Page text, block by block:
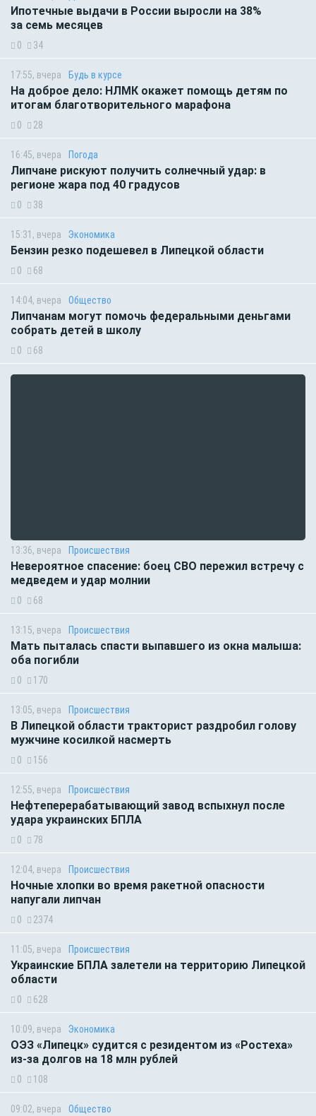
Ипотечные выдачи в России выросли на 38%
за семь месяцев
0 34
17:55, вчера Будь в курсе
На доброе дело: НЛМК окажет помощь детям по
итогам благотворительного марафона
0 28
16:45, вчера Погода
Липчане рискуют получить солнечный удар: в
регионе жара под 40 градусов
0 38
15:31, вчера Экономика
Бензин резко подешевел в Липецкой области
0 68
14:04, вчера Общество
Липчанам могут помочь федеральными деньгами
собрать детей в школу
0 68
13:36, вчера Происшествия
Невероятное спасение: боец СВО пережил встречу с
медведем и удар молнии
0 68
13:15, вчера Происшествия
Мать пыталась спасти выпавшего из окна малыша:
оба погибли
0 170
13:05, вчера Происшествия
В Липецкой области тракторист раздробил голову
мужчине косилкой насмерть
0 156
12:55, вчера Происшествия
Нефтеперерабатывающий завод вспыхнул после
удара украинских БПЛА
0 78
12:04, вчера Происшествия
Ночные хлопки во время ракетной опасности
напугали липчан
0 2374
11:05, вчера Происшествия
Украинские БПЛА залетели на территорию Липецкой
области
0 628
10:09, вчера Экономика
ОЭЗ «Липецк» судится с резидентом из «Ростеха»
из-за долгов на 18 млн рублей
0 108
09:02, вчера Общество